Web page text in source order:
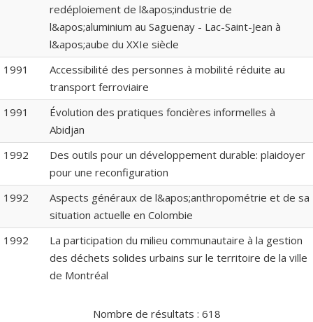
redéploiement de l&apos;industrie de
l&apos;aluminium au Saguenay - Lac-Saint-Jean à
l&apos;aube du XXIe siècle
1991
Accessibilité des personnes à mobilité réduite au
transport ferroviaire
1991
Évolution des pratiques foncières informelles à
Abidjan
1992
Des outils pour un développement durable: plaidoyer
pour une reconfiguration
1992
Aspects généraux de l&apos;anthropométrie et de sa
situation actuelle en Colombie
1992
La participation du milieu communautaire à la gestion
des déchets solides urbains sur le territoire de la ville
de Montréal
Nombre de résultats : 618